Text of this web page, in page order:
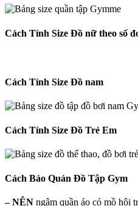
Cách Tính Size Đồ nữ theo số
Cách Tính Size Đồ nam
Cách Tính Size Đồ Trẻ Em
Cách Bảo Quản Đồ Tập Gym
– NÊN ngâm quần áo có mồ hôi